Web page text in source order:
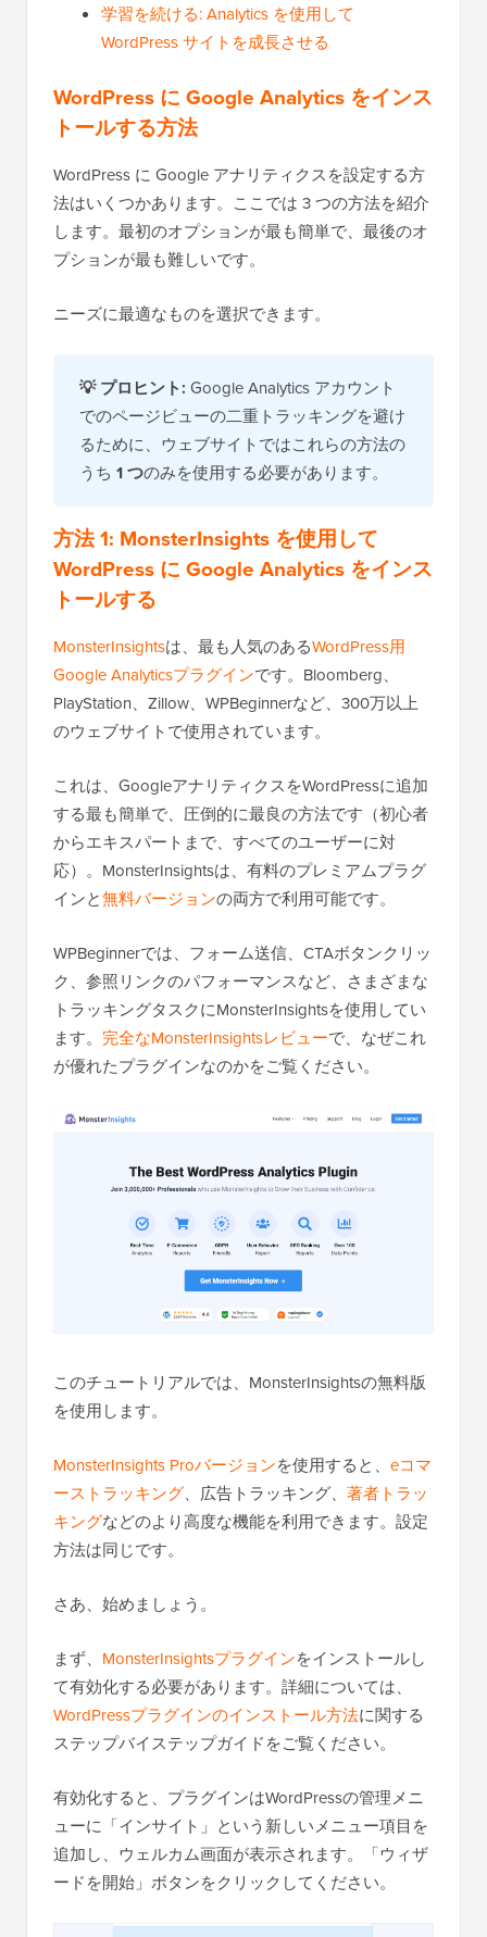
学習を続ける: Analytics を使用して
WordPress サイトを成長させる
WordPress に Google Analytics をインス
トールする方法
WordPress に Google アナリティクスを設定する方
法はいくつかあります。ここでは 3 つの方法を紹介
します。最初のオプションが最も簡単で、最後のオ
プションが最も難しいです。
ニーズに最適なものを選択できます。
💡 プロヒント: Google Analytics アカウント
でのページビューの二重トラッキングを避け
るために、ウェブサイトではこれらの方法の
うち 1 つのみを使用する必要があります。
方法 1: MonsterInsights を使用して
WordPress に Google Analytics をインス
トールする
MonsterInsightsは、最も人気のあるWordPress用
Google Analyticsプラグインです。Bloomberg、
PlayStation、Zillow、WPBeginnerなど、300万以上
のウェブサイトで使用されています。
これは、GoogleアナリティクスをWordPressに追加
する最も簡単で、圧倒的に最良の方法です（初心者
からエキスパートまで、すべてのユーザーに対
応）。MonsterInsightsは、有料のプレミアムプラグ
インと無料バージョンの両方で利用可能です。
WPBeginnerでは、フォーム送信、CTAボタンクリッ
ク、参照リンクのパフォーマンスなど、さまざまな
トラッキングタスクにMonsterInsightsを使用してい
ます。 完全なMonsterInsightsレビューで、なぜこれ
が優れたプラグインなのかをご覧ください。
このチュートリアルでは、MonsterInsightsの無料版
を使用します。
MonsterInsights Proバージョンを使用すると、 eコマ
ーストラッキング、広告トラッキング、 著者トラッ
キングなどのより高度な機能を利用できます。設定
方法は同じです。
さあ、始めましょう。
まず、 MonsterInsightsプラグインをインストールし
て有効化する必要があります。詳細については、
WordPressプラグインのインストール方法に関する
ステップバイステップガイドをご覧ください。
有効化すると、プラグインはWordPressの管理メニ
ューに「インサイト」という新しいメニュー項目を
追加し、ウェルカム画面が表示されます。「ウィザ
ードを開始」ボタンをクリックしてください。